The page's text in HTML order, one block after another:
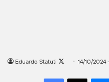
Eduardo Statuti
Follow14/10/2024
Facebook
X